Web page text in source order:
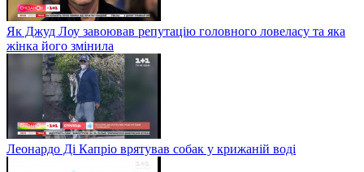
Як Джуд Лоу завоював репутацію головного ловеласу та яка
жінка його змінила
Леонардо Ді Капріо врятував собак у крижаній воді